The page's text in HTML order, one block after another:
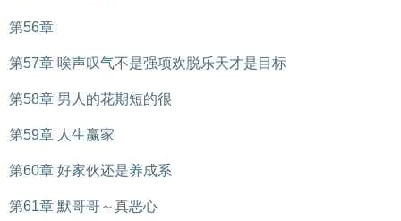
第56章
第57章 唉声叹气不是强项欢脱乐天才是目标
第58章 男人的花期短的很
第59章 人生赢家
第60章 好家伙还是养成系
第61章 默哥哥～真恶心